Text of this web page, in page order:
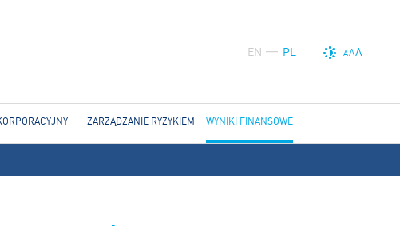
EN PL AAA
ZARZĄDZANIE RYZYKIEM WYNIKI FINANSOWE